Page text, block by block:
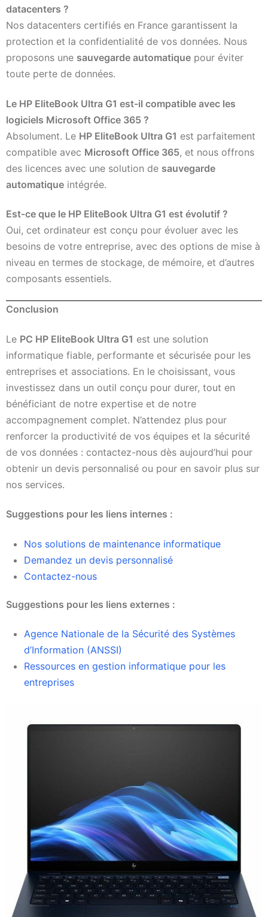
datacenters ?
Nos datacenters certifiés en France garantissent la
protection et la confidentialité de vos données. Nous
proposons une sauvegarde automatique pour éviter
toute perte de données.
Le HP EliteBook Ultra G1 est-il compatible avec les
logiciels Microsoft Office 365 ?
Absolument. Le HP EliteBook Ultra G1 est parfaitement
compatible avec Microsoft Office 365, et nous offrons
des licences avec une solution de sauvegarde
automatique intégrée.
Est-ce que le HP EliteBook Ultra G1 est évolutif ?
Oui, cet ordinateur est conçu pour évoluer avec les
besoins de votre entreprise, avec des options de mise à
niveau en termes de stockage, de mémoire, et d’autres
composants essentiels.
Conclusion
Le PC HP EliteBook Ultra G1 est une solution
informatique fiable, performante et sécurisée pour les
entreprises et associations. En le choisissant, vous
investissez dans un outil conçu pour durer, tout en
bénéficiant de notre expertise et de notre
accompagnement complet. N’attendez plus pour
renforcer la productivité de vos équipes et la sécurité
de vos données : contactez-nous dès aujourd’hui pour
obtenir un devis personnalisé ou pour en savoir plus sur
nos services.
Suggestions pour les liens internes :
Nos solutions de maintenance informatique
Demandez un devis personnalisé
Contactez-nous
Suggestions pour les liens externes :
Agence Nationale de la Sécurité des Systèmes
d’Information (ANSSI)
Ressources en gestion informatique pour les
entreprises